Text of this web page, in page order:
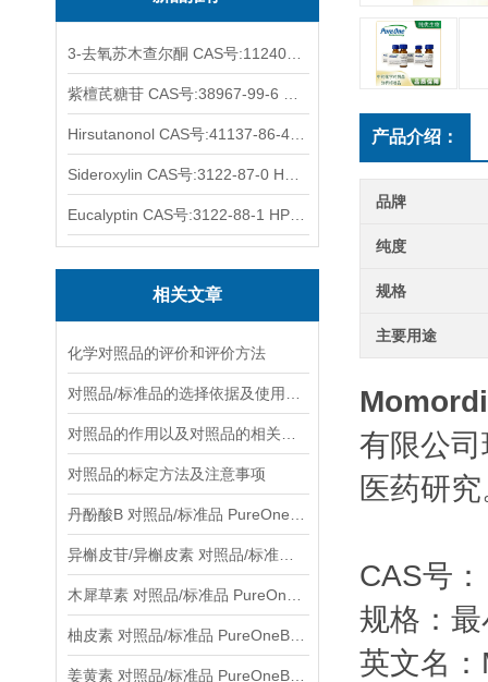
相关文章
化学对照品的评价和评价方法
对照品的标定方法及注意事项
产品介绍：
品牌
纯度
规格
主要用途
有限公
医药研
CAS号
规格：
英文名